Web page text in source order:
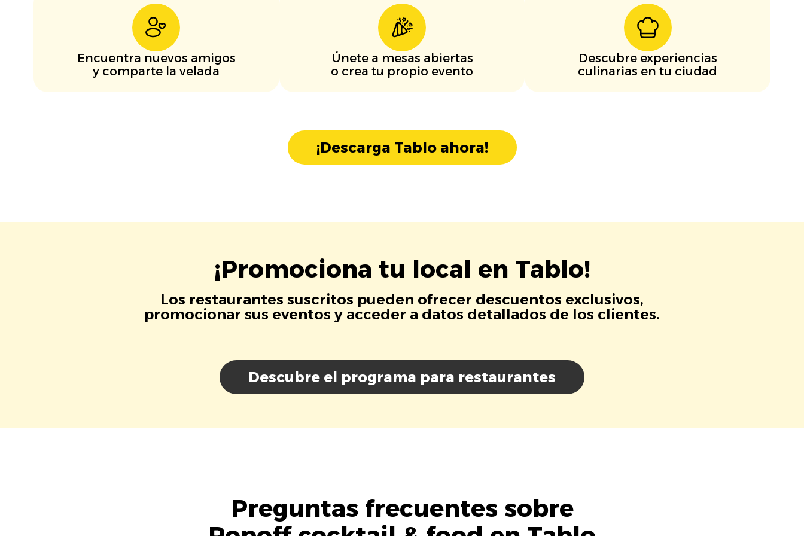
Encuentra nuevos amigos
y comparte la velada
Únete a mesas abiertas
o crea tu propio evento
Descubre experiencias
culinarias en tu ciudad
¡Descarga Tablo ahora!
¡Promociona tu local en Tablo!
Los restaurantes suscritos pueden ofrecer descuentos exclusivos,
promocionar sus eventos y acceder a datos detallados de los clientes.
Descubre el programa para restaurantes
Preguntas frecuentes sobre